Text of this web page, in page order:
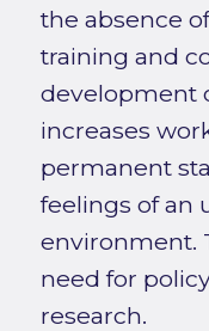
the absence
training and
development
increases
permanent
feelings of an
environment.
need for
research.